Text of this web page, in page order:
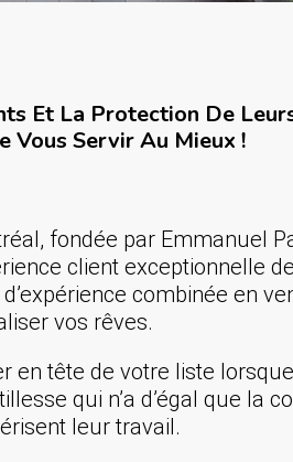
Et La Protection De
Vous Servir Au Mieux !
fondée par Emmanuel
client exceptionnelle
combinée en
vos rêves.
en tête de votre liste
qui n’a d’égal que la
leur travail.